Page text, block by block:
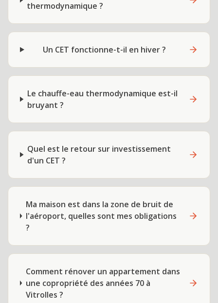
thermodynamique ?
Un CET fonctionne-t-il en hiver ?
Le chauffe-eau thermodynamique est-il
bruyant ?
Quel est le retour sur investissement
d'un CET ?
Ma maison est dans la zone de bruit de
l'aéroport, quelles sont mes obligations
?
Comment rénover un appartement dans
une copropriété des années 70 à
Vitrolles ?